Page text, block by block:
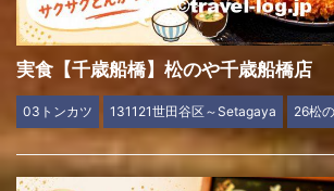
実食【千歳船橋】松のや千歳船橋店
03トンカツ 131121世田谷区～Setagaya 26松